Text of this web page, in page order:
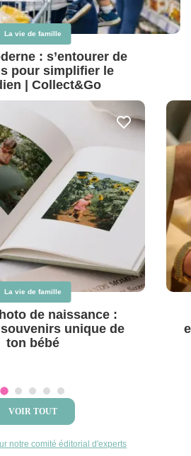
La vie de famille
: s’entourer de
pour simplifier le
| Collect&Go
La vie de famille
de naissance :
unique de
ton bébé
VOIR TOUT
notre comité éditorial d'experts